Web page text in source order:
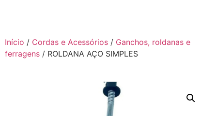
Início / Cordas e Acessórios / Ganchos, roldanas e
ferragens / ROLDANA AÇO SIMPLES